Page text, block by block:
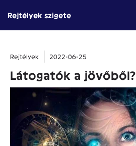
tartalomba
Rejtélyek szigete
Rejtélyek 2022-06-25
Látogatók a jövőből?